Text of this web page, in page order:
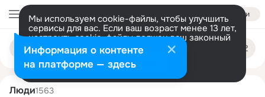
Войти
Мы используем cookie-файлы, чтобы улучшить
сервисы для вас. Если ваш возраст менее 13 лет,
настроить cookie-файлы должен ваш законный
представитель. Больше информации
Разрешить все Настроить
Поиск
людям
lera egorova
Люди1563
Информация о контенте
на платформе — здесь